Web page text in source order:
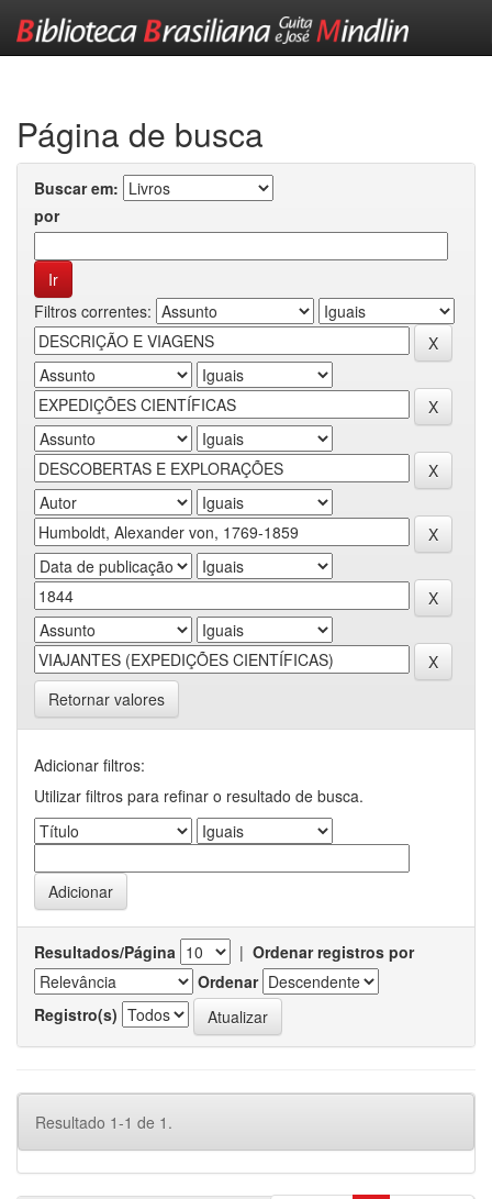
Página de busca
Buscar em:
por
Filtros correntes:
Retornar valores
Adicionar filtros:
Utilizar filtros para refinar o resultado de busca.
Resultados/Página | Ordenar registros por
Ordenar
Registro(s)
Resultado 1-1 de 1.